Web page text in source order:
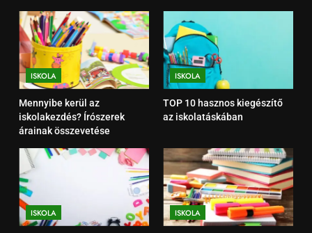
3
Mennyibe kerül az
iskolakezdés? Írószerek árainak
összevetése
4
TOP 10 hasznos kiegészítő az
iskolatáskában
ISKOLA
5
ISKOLA
Mennyibe kerül az
iskolakezdés? Írószerek
árainak összevetése
ISKOLA
TOP 10 hasznos kiegészítő
az iskolatáskában
ISKOLA ISKOLA